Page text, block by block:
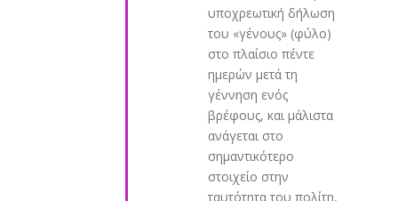
υποχρεωτική δήλωση
του «γένους» (φύλο)
στο πλαίσιο πέντε
ημερών μετά τη
γέννηση ενός
βρέφους, και μάλιστα
ανάγεται στο
σημαντικότερο
στοιχείο στην
ταυτότητα του πολίτη,